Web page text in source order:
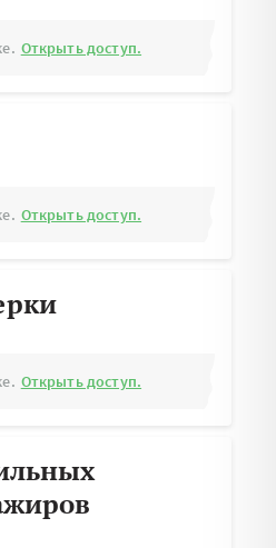
Открыть доступ.
Открыть доступ.
Открыть доступ.